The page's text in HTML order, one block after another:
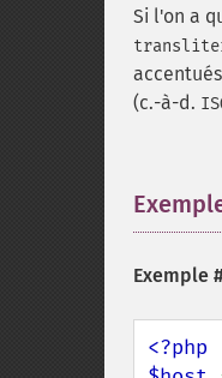
Si l'on a
(c.-à-d.
Exemple
<?php